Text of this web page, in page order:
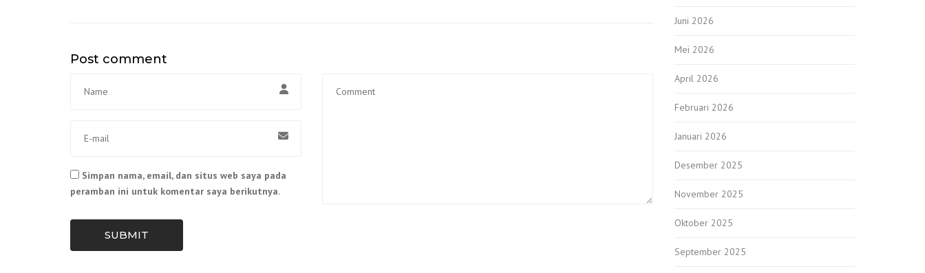
Post comment
Simpan nama, email, dan situs web saya pada
peramban ini untuk komentar saya berikutnya.
SUBMIT
Juni 2026
Mei 2026
April 2026
Februari 2026
Januari 2026
Desember 2025
November 2025
Oktober 2025
September 2025